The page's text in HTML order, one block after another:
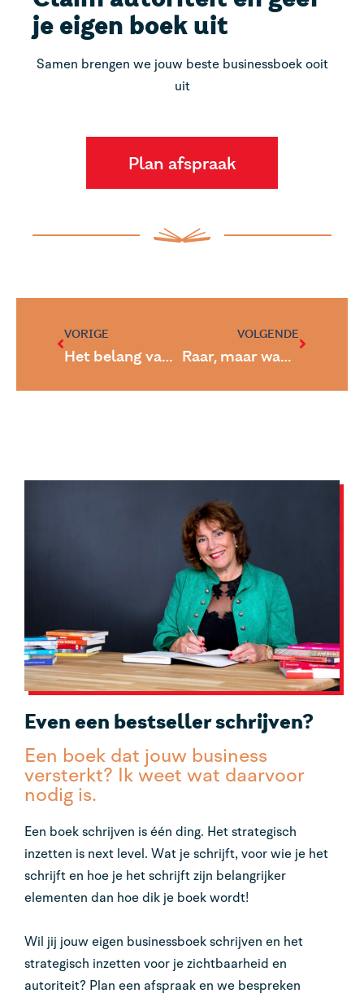
je eigen boek uit
Samen brengen we jouw beste businessboek ooit
uit
Plan afspraak
VORIGE
Het belang van marketing en pr voor auteurs
VOLGENDE
Raar, maar waar over communicatie
Even een bestseller schrijven?
Een boek dat jouw business
versterkt? Ik weet wat daarvoor
nodig is.
Een boek schrijven is één ding. Het strategisch
inzetten is next level. Wat je schrijft, voor wie je het
schrijft en hoe je het schrijft zijn belangrijker
elementen dan hoe dik je boek wordt!
Wil jij jouw eigen businessboek schrijven en het
strategisch inzetten voor je zichtbaarheid en
autoriteit? Plan een afspraak en we bespreken